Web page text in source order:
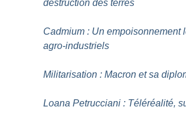
destruction des terres
Cadmium : Un empoisonnement
agro-industriels
Militarisation : Macron et sa
Loana Petrucciani : Téléréalité,